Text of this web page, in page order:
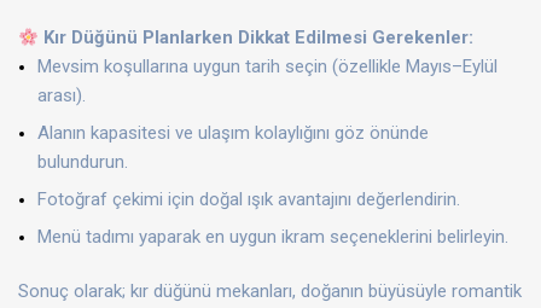
Kır Düğünü Planlarken Dikkat Edilmesi Gerekenler:
Mevsim koşullarına uygun tarih seçin (özellikle Mayıs–Eylül
arası).
Alanın kapasitesi ve ulaşım kolaylığını göz önünde
bulundurun.
Fotoğraf çekimi için doğal ışık avantajını değerlendirin.
Menü tadımı yaparak en uygun ikram seçeneklerini belirleyin.
Sonuç olarak; kır düğünü mekanları, doğanın büyüsüyle romantik